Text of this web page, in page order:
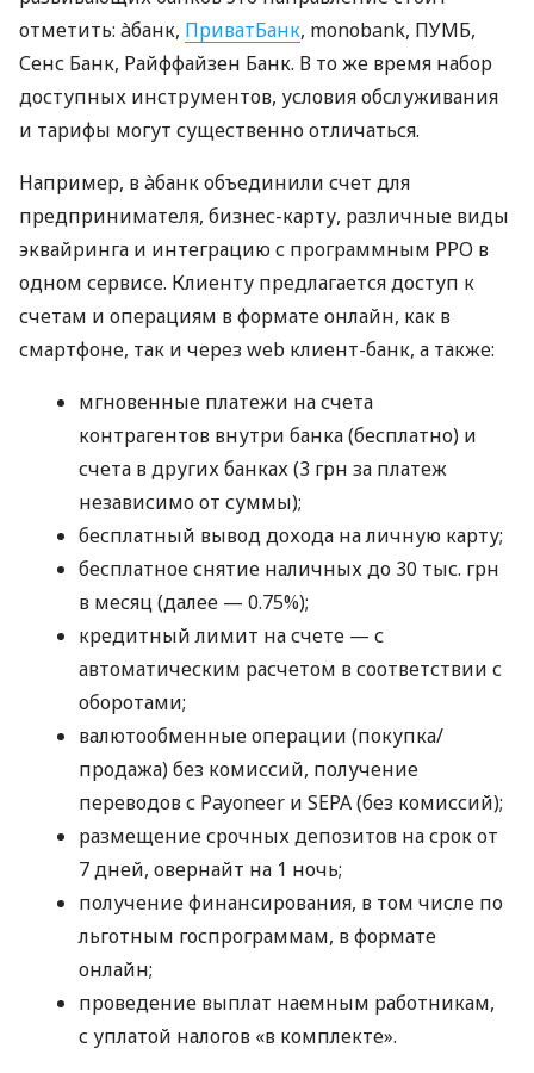
отметить: àбанк, ПриватБанк, monobank, ПУМБ,
Сенс Банк, Райффайзен Банк. В то же время набор
доступных инструментов, условия обслуживания
и тарифы могут существенно отличаться.
Например, в àбанк объединили счет для
предпринимателя, бизнес-карту, различные виды
эквайринга и интеграцию с программным РРО в
одном сервисе. Клиенту предлагается доступ к
счетам и операциям в формате онлайн, как в
смартфоне, так и через web клиент-банк, а также:
мгновенные платежи на счета
контрагентов внутри банка (бесплатно) и
счета в других банках (3 грн за платеж
независимо от суммы);
бесплатный вывод дохода на личную карту;
бесплатное снятие наличных до 30 тыс. грн
в месяц (далее — 0.75%);
кредитный лимит на счете — с
автоматическим расчетом в соответствии с
оборотами;
валютообменные операции (покупка/
продажа) без комиссий, получение
переводов с Payoneer и SEPA (без комиссий);
размещение срочных депозитов на срок от
7 дней, овернайт на 1 ночь;
получение финансирования, в том числе по
льготным госпрограммам, в формате
онлайн;
проведение выплат наемным работникам,
с уплатой налогов «в комплекте».